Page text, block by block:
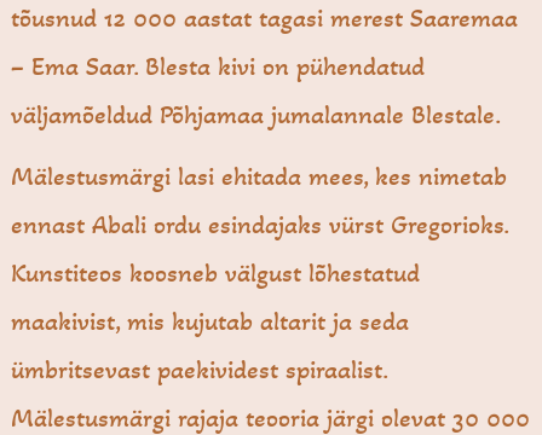
tõusnud 12 000 aastat tagasi merest Saaremaa
– Ema Saar. Blesta kivi on pühendatud
väljamõeldud Põhjamaa jumalannale Blestale.
Mälestusmärgi lasi ehitada mees, kes nimetab
ennast Abali ordu esindajaks vürst Gregorioks.
Kunstiteos koosneb välgust lõhestatud
maakivist, mis kujutab altarit ja seda
ümbritsevast paekividest spiraalist.
Mälestusmärgi rajaja teooria järgi olevat 30 000